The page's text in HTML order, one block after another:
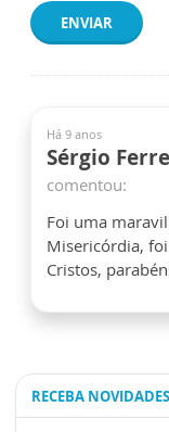
ENVIAR
Há 9 anos
Sérgio
comentou:
Foi uma
Misericórdia,
Cristos,
RECEBA NOVIDADES